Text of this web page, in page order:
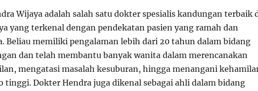
Wijaya adalah salah satu dokter spesialis kandungan terbaik
yang terkenal dengan pendekatan pasien yang ramah dan
Beliau memiliki pengalaman lebih dari 20 tahun dalam bidang
dan telah membantu banyak wanita dalam merencanakan
mengatasi masalah kesuburan, hingga menangani
tinggi. Dokter Hendra juga dikenal sebagai ahli dalam bidang